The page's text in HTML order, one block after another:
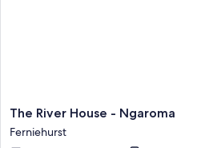
The
River
House
The River House - Ngaroma
Ferniehurst